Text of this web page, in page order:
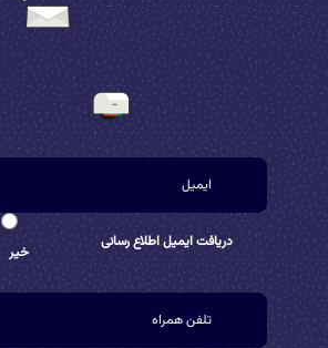
دریافت ایمیل اطلاع رسانی
خیر